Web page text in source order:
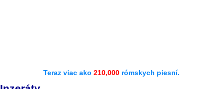
Teraz viac ako 210,000 rómskych piesní.